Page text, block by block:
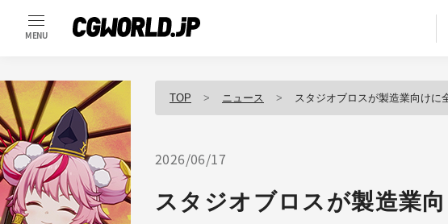
MENU
TOP ニュース スタジオブロスが製造業向けに全10回の
2026/06/17
スタジオブロスが製造業